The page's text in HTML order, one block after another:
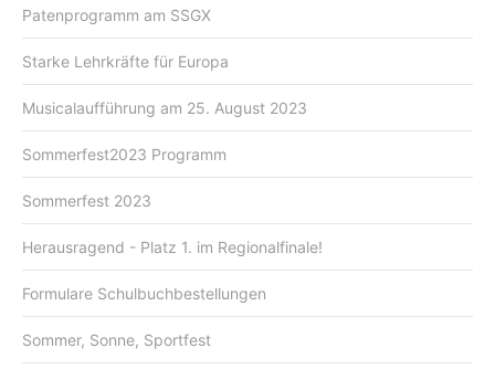
Patenprogramm am SSGX
Starke Lehrkräfte für Europa
Musicalaufführung am 25. August 2023
Sommerfest2023 Programm
Sommerfest 2023
Herausragend - Platz 1. im Regionalfinale!
Formulare Schulbuchbestellungen
Sommer, Sonne, Sportfest